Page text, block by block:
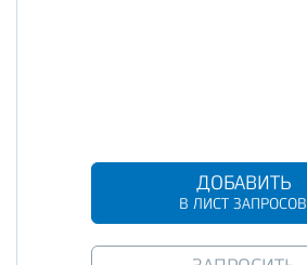
ДОБАВИТЬ
В ЛИСТ ЗАПРОСОВ